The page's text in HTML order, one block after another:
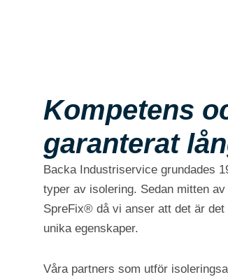
Kompetens
garanterat
Backa Industriservice grundades
typer av isolering. Sedan mitten
SpreFix® då vi anser att det är
unika egenskaper.
Våra partners som utför